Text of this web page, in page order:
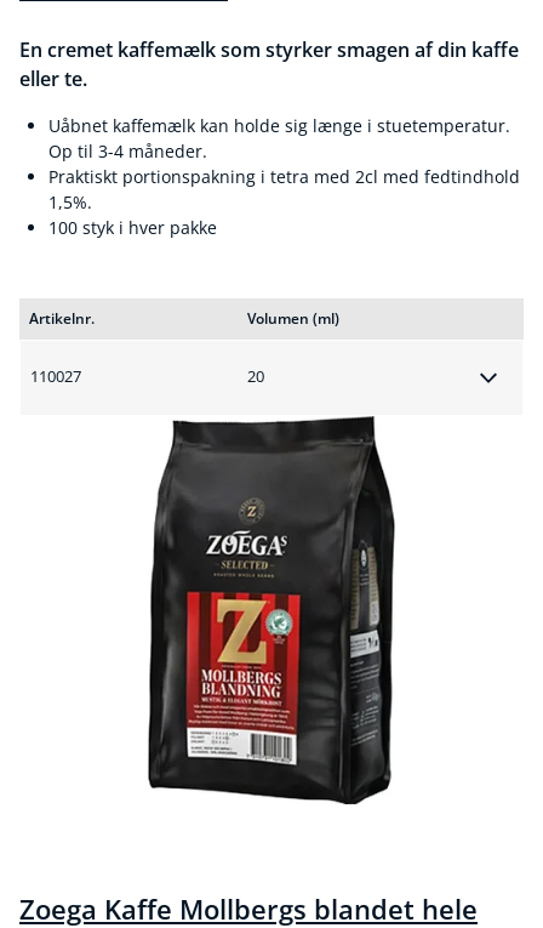
En cremet kaffemælk som styrker smagen af din kaffe
eller te.
Uåbnet kaffemælk kan holde sig længe i stuetemperatur.
Op til 3-4 måneder.
Praktiskt portionspakning i tetra med 2cl med fedtindhold
1,5%.
100 styk i hver pakke
Artikelnr. Volumen (ml)
110027 20
Zoega Kaffe Mollbergs blandet hele